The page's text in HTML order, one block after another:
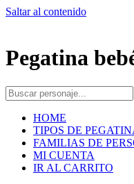
Saltar al contenido
Pegatina
HOME
TIPOS DE
FAMILIAS DE
MI CUENTA
IR AL CARRITO